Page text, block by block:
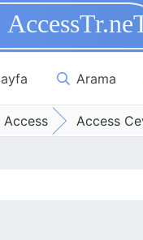
Arama
Access